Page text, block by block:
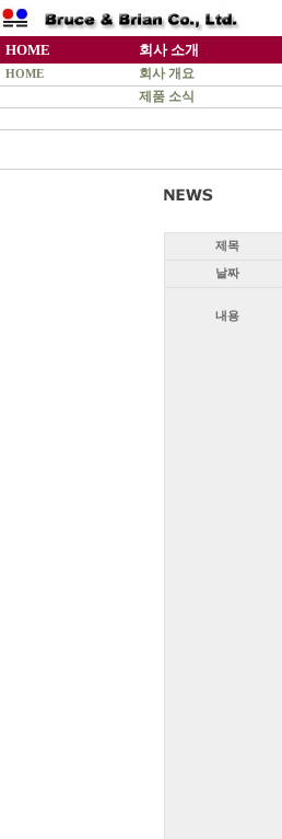
HOME 회사 소개
HOME 회사 개요
제품 소식
제목
날짜
내용